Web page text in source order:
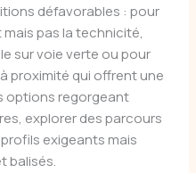
défavorables : pour
pas la technicité,
sur voie verte ou pour
proximité qui offrent une
options regorgeant
explorer des parcours
exigeants mais
balisés.